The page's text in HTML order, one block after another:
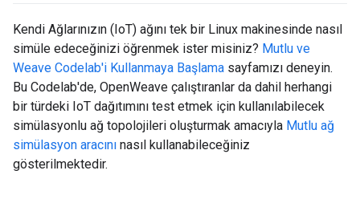
Kendi Ağlarınızın (IoT) ağını tek bir Linux makinesinde nasıl
simüle edeceğinizi öğrenmek ister misiniz? Mutlu ve
Weave Codelab'i Kullanmaya Başlama sayfamızı deneyin.
Bu Codelab'de, OpenWeave çalıştıranlar da dahil herhangi
bir türdeki IoT dağıtımını test etmek için kullanılabilecek
simülasyonlu ağ topolojileri oluşturmak amacıyla Mutlu ağ
simülasyon aracını nasıl kullanabileceğiniz
gösterilmektedir.